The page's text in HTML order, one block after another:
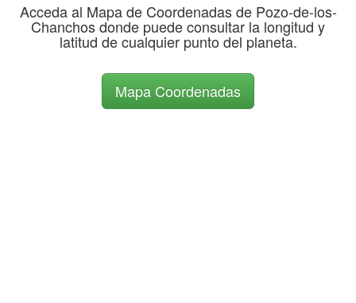
Acceda al Mapa de Coordenadas de Pozo-de-los-
Chanchos donde puede consultar la longitud y
latitud de cualquier punto del planeta.
Mapa Coordenadas